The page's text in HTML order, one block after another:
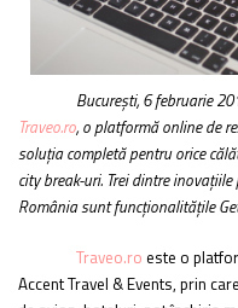
București, 6 februarie
Traveo.ro, o platformă online de
soluția completă pentru orice
city break-uri. Trei dintre
România sunt funcționalitățile
Traveo.ro este o
Accent Travel & Events, prin